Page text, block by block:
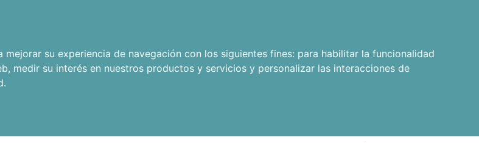
su experiencia de navegación con los siguientes fines: para habilitar la funcionalidad
, medir su interés en nuestros productos y servicios y personalizar las interacciones de
.